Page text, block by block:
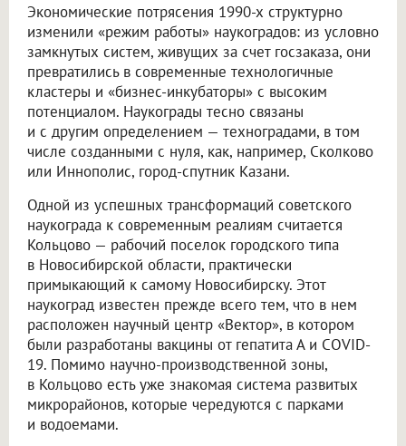
Экономические потрясения 1990-х структурно
изменили «режим работы» наукоградов: из условно
замкнутых систем, живущих за счет госзаказа, они
превратились в современные технологичные
кластеры и «бизнес-инкубаторы» с высоким
потенциалом. Наукограды тесно связаны
и с другим определением — техноградами, в том
числе созданными с нуля, как, например, Сколково
или Иннополис, город-спутник Казани.
Одной из успешных трансформаций советского
наукограда к современным реалиям считается
Кольцово — рабочий поселок городского типа
в Новосибирской области, практически
примыкающий к самому Новосибирску. Этот
наукоград известен прежде всего тем, что в нем
расположен научный центр «Вектор», в котором
были разработаны вакцины от гепатита А и COVID-
19. Помимо научно-производственной зоны,
в Кольцово есть уже знакомая система развитых
микрорайонов, которые чередуются с парками
и водоемами.